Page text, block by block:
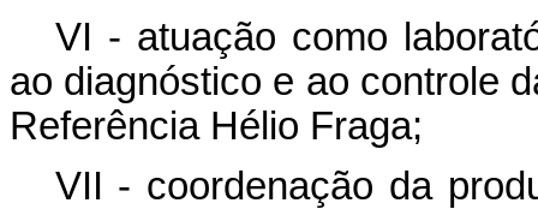
VI - atuação como
ao diagnóstico e ao controle
Referência Hélio Fraga;
VII - coordenação da